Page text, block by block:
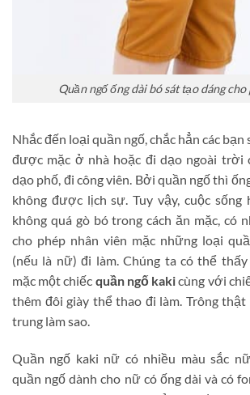
Quần ngố ống dài bó sát tạo dáng cho
Nhắc đến loại quần ngố, chắc hẳn các bạn
được mặc ở nhà hoặc đi dạo ngoài trời
dạo phố, đi công viên. Bởi quần ngố thì
không được lịch sự. Tuy vậy, cuộc sống
không quá gò bó trong cách ăn mặc, có
cho phép nhân viên mặc những loại
(nếu là nữ) đi làm. Chúng ta có thể
mặc một chiếc quần ngố kakicùng với
thêm đôi giày thể thao đi làm. Trông
trung làm sao.
Quần ngố kaki nữ có nhiều màu sắc
quần ngố dành cho nữ có ống dài và có